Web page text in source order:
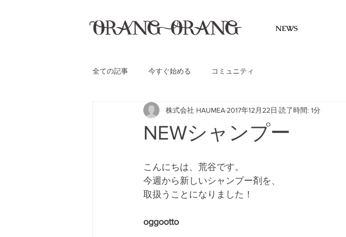
NEWS
全ての記事 今すぐ始める コミュニティ
NEWシャンプー
株式会社 HAUMEA 2017年12月22日 読了時間: 1分
こんにちは、荒谷です。
今週から新しいシャンプー剤を、
取扱うことになりました！
oggootto